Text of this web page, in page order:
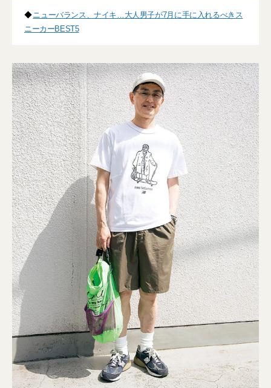
◆ニューバランス、ナイキ…大人男子が7月に手に入れるべきス
ニーカーBEST5